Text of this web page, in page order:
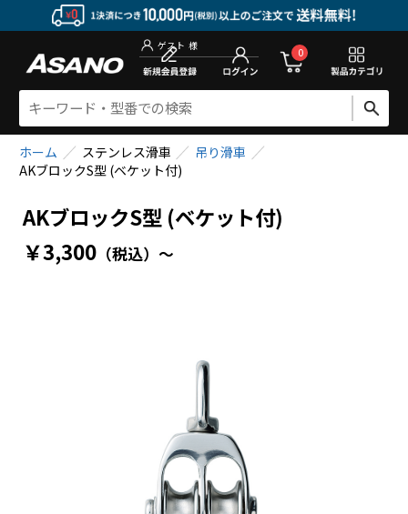
ゲスト 新規会員登録
0
ホーム ステンレス滑車
吊り滑車
AKブロックS型 (ベケット付)
AKブロックS型 (ベケット付)
￥3,300 （税込） ～